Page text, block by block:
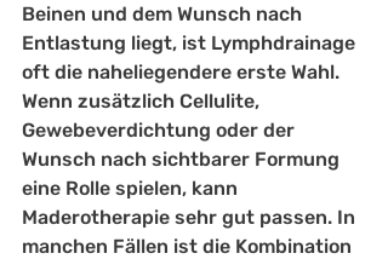
Beinen und dem Wunsch nach
Entlastung liegt, ist Lymphdrainage
oft die naheliegendere erste Wahl.
Wenn zusätzlich Cellulite,
Gewebeverdichtung oder der
Wunsch nach sichtbarer Formung
eine Rolle spielen, kann
Maderotherapie sehr gut passen. In
manchen Fällen ist die Kombination